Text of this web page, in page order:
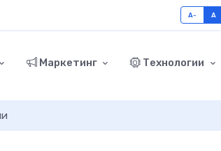
A- A
Маркетинг Технологии